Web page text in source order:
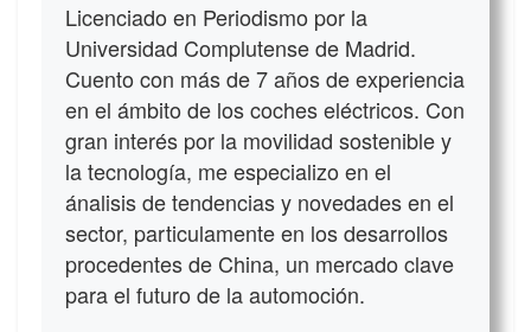
Licenciado en Periodismo por la
Universidad Complutense de Madrid.
Cuento con más de 7 años de experiencia
en el ámbito de los coches eléctricos. Con
gran interés por la movilidad sostenible y
la tecnología, me especializo en el
ánalisis de tendencias y novedades en el
sector, particulamente en los desarrollos
procedentes de China, un mercado clave
para el futuro de la automoción.